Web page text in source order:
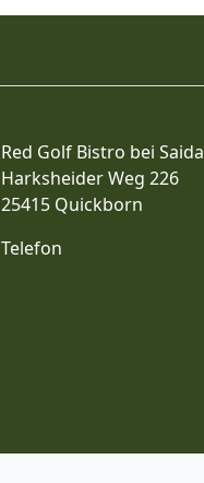
Red Golf Bistro bei Saida
Harksheider Weg 226
25415 Quickborn
Telefon